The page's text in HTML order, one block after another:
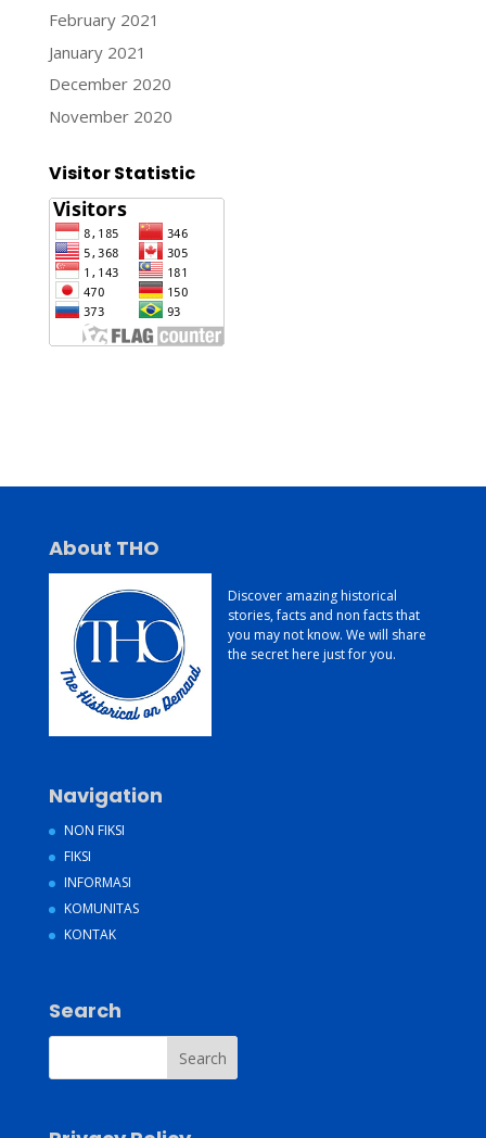
February 2021
January 2021
December 2020
November 2020
Visitor Statistic
About THO
Discover amazing historical
stories, facts and non facts that
you may not know. We will share
the secret here just for you.
Navigation
NON FIKSI
FIKSI
INFORMASI
KOMUNITAS
KONTAK
Search